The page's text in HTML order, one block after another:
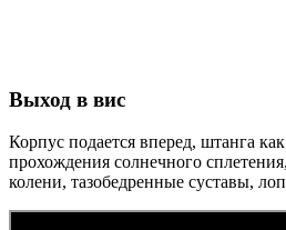
Выход в вис
Корпус подается вперед, штанга
прохождения солнечного
колени, тазобедренные суставы,